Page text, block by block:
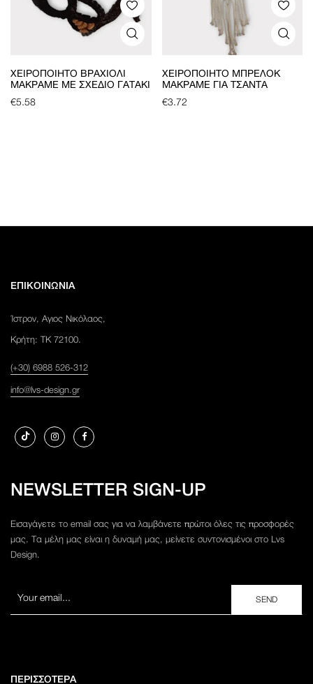
ΧΕΙΡΟΠΟΊΗΤΟ ΒΡΑΧΙΌΛΙ
ΜΑΚΡΑΜΈ ΜΕ ΣΧΈΔΙΟ ΓΑΤΆΚΙ
€5.58
ΧΕΙΡΟΠΟΊΗΤΟ ΜΠΡΕΛΌΚ
ΜΑΚΡΑΜΈ ΓΙΑ ΤΣΆΝΤΑ
€3.72
ΕΠΙΚΟΙΝΩΝΙΑ
Ίστρον, Αγιος Νικόλαος,
Κρήτη: ΤΚ 72100.
(+30) 6988 526-312
info@lvs-design.gr
NEWSLETTER SIGN-UP
Εισαγάγετε το email σας για να λαμβάνετε πρώτοι όλες τις προσφορές
μας. Τα μέλη μας είναι η δυναμή μας, μείνετε συντονισμένοι στο Lvs
Design.
ΠΕΡΙΣΣΟΤΕΡΑ